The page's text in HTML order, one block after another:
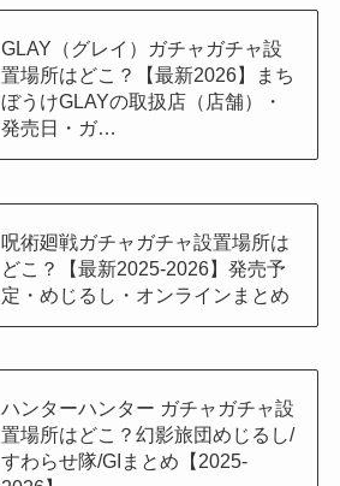
GLAY（グレイ）ガチャガチャ設
置場所はどこ？【最新2026】まち
ぼうけGLAYの取扱店（店舗）・
発売日・ガ…
呪術廻戦ガチャガチャ設置場所は
どこ？【最新2025-2026】発売予
定・めじるし・オンラインまとめ
ハンターハンター ガチャガチャ設
置場所はどこ？幻影旅団めじるし/
すわらせ隊/GIまとめ【2025-